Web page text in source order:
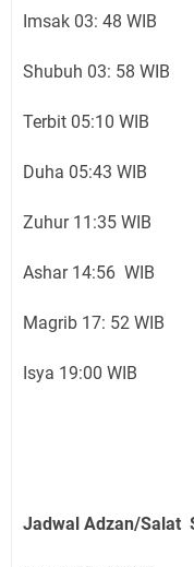
Imsak 03: 48 WIB
Shubuh 03: 58 WIB
Terbit 05:10 WIB
Duha 05:43 WIB
Zuhur 11:35 WIB
Ashar 14:56 WIB
Magrib 17: 52 WIB
Isya 19:00 WIB
Jadwal Adzan/Salat